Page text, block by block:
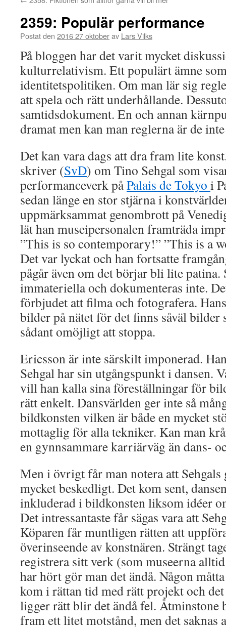
2359: Populär performance
Postat den 2016 27 oktoberav Lars Vilks
På bloggen har det varit mycket
kulturrelativism. Ett populärt ämne
identitetspolitiken. Om man lär sig
att spela och rätt underhållande.
samtidsdokument. En och annan
dramat men kan man reglerna är de
Det kan vara dags att dra fram lite
skriver (SvD) om Tino Sehgal som
performanceverk påPalais de Tokyo i
sedan länge en stor stjärna i
uppmärksammat genombrott på
lät han museipersonalen framträda
”This is so contemporary!” ”This is a
Det var lyckat och han fortsatte
pågår även om det börjar bli lite patina.
immateriella och dokumenteras inte.
förbjudet att filma och fotografera.
bilder på nätet för det finns såväl bilder
sådant omöjligt att stoppa.
Ericsson är inte särskilt imponerad.
Sehgal har sin utgångspunkt i dansen.
vill han kalla sina föreställningar för
rätt enkelt. Dansvärlden ger inte så
bildkonsten vilken är både en mycket
mottaglig för alla tekniker. Kan man
en gynnsammare karriärväg än dans-
Men i övrigt får man notera att Sehgals
mycket beskedligt. Det kom sent,
inkluderad i bildkonsten liksom idéer
Det intressantaste får sägas vara att
Köparen får muntligen rätten att
överinseende av konstnären. Strängt
registrera sitt verk (som museerna
har hört gör man det ändå. Någon
kom i rättan tid med rätt projekt och
ligger rätt blir det ändå fel. Åtminstone
fram ett litet motstånd, men det saknas